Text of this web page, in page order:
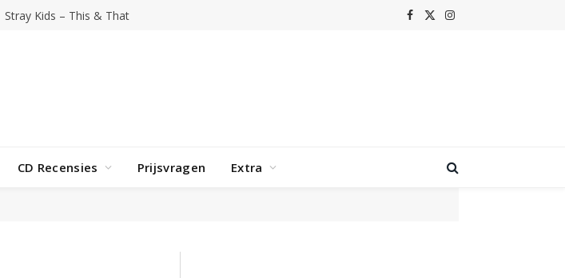
Stray Kids – This & That Facebook
X
Instagram
CD Recensies Prijsvragen Extra